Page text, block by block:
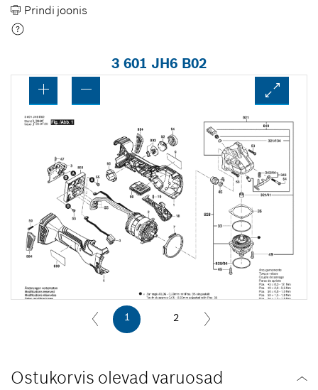
Prindi joonis
3 601 JH6 B02
1 2
Ostukorvis olevad varuosad